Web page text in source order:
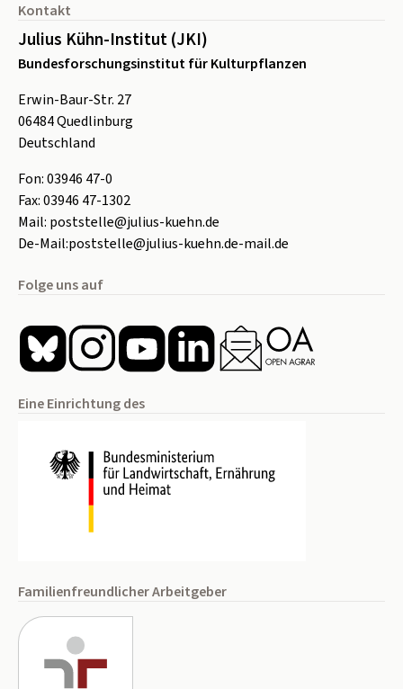
Kontakt
Julius Kühn-Institut (JKI)
Bundesforschungsinstitut für Kulturpflanzen
Erwin-Baur-Str. 27
06484Quedlinburg
Deutschland
Fon:03946 47-0
Fax:03946 47-1302
Mail: poststelle@julius-kuehn.de
De-Mail:poststelle@julius-kuehn.de-mail.de
Folge uns auf
Eine Einrichtung des
Familienfreundlicher Arbeitgeber